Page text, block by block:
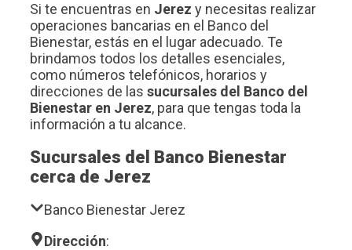
Si te encuentras en Jerez y necesitas realizar
operaciones bancarias en el Banco del
Bienestar, estás en el lugar adecuado. Te
brindamos todos los detalles esenciales,
como números telefónicos, horarios y
direcciones de las sucursales del Banco del
Bienestar en Jerez, para que tengas toda la
información a tu alcance.
Sucursales del Banco Bienestar
cerca de Jerez
Banco Bienestar Jerez
Dirección: